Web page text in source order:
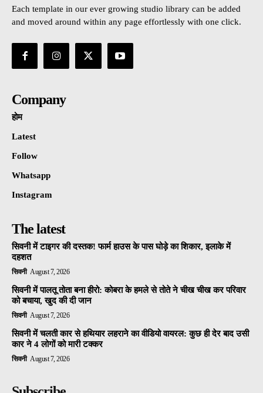
Each template in our ever growing studio library can be added
and moved around within any page effortlessly with one click.
Company
होम
Latest
Follow
Whatsapp
Instagram
The latest
सिवनी में टाइगर की दस्तक! फार्म हाउस के पास घोड़े का शिकार, इलाके में
दहशत
सिवनी August 7, 2026
सिवनी में पालतू तोता बना हीरो: कोबरा के हमले से तोते ने चीख चीख कर परिवार
को बचाया, खुद की दी जान
सिवनी August 7, 2026
सिवनी में चलती कार से हथियार लहराने का वीडियो वायरल: कुछ ही देर बाद उसी
कार ने 4 लोगों को मारी टक्कर
सिवनी August 7, 2026